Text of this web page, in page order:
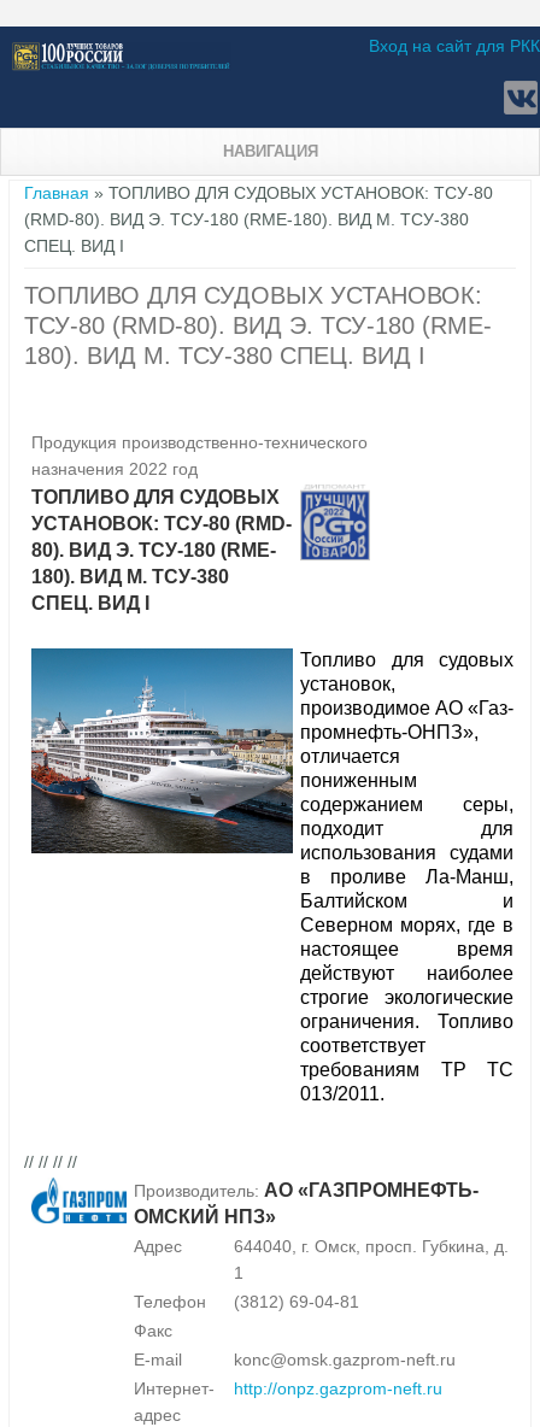
Вход на сайт для РКК
НАВИГАЦИЯ
Вы здесь
Главная » ТОПЛИВО ДЛЯ СУДОВЫХ УСТАНОВОК: ТСУ-80
(RMD-80). ВИД Э. ТСУ-180 (RME-180). ВИД М. ТСУ-380
СПЕЦ. ВИД I
ТОПЛИВО ДЛЯ СУДОВЫХ УСТАНОВОК:
ТСУ-80 (RMD-80). ВИД Э. ТСУ-180 (RME-
180). ВИД М. ТСУ-380 СПЕЦ. ВИД I
Продукция производственно-технического
назначения 2022 год
ТОПЛИВО ДЛЯ СУДОВЫХ
УСТАНОВОК: ТСУ-80 (RMD-
80). ВИД Э. ТСУ-180 (RME-
180). ВИД М. ТСУ-380
СПЕЦ. ВИД I
Топливо для судовых
установок,
производимое АО «Газ-
промнефть-ОНПЗ»,
отличается
пониженным
содержанием серы,
подходит для
использования судами
в проливе Ла-Манш,
Балтийском и
Северном морях, где в
настоящее время
действуют наиболее
строгие экологические
ограничения. Топливо
соответствует
требованиям ТР ТС
013/2011.
// // // //
Производитель: АО «ГАЗПРОМНЕФТЬ-
ОМСКИЙ НПЗ»
Адрес
644040, г. Омск, просп. Губкина, д.
1
Телефон
(3812) 69-04-81
Факс
E-mail
konc@omsk.gazprom-neft.ru
Интернет-
адрес
http://onpz.gazprom-neft.ru